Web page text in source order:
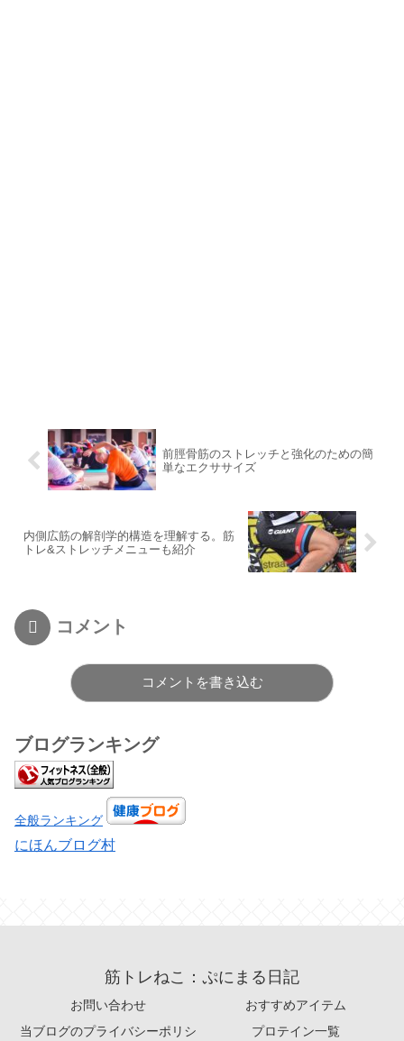
前脛骨筋のストレッチと強化のための簡
単なエクササイズ
内側広筋の解剖学的構造を理解する。筋
トレ&ストレッチメニューも紹介
コメント
コメントを書き込む
ブログランキング
全般ランキング
にほんブログ村
筋トレねこ：ぷにまる日記
お問い合わせ
おすすめアイテム
当ブログのプライバシーポリシ
プロテイン一覧